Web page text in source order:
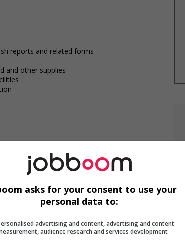
reports and related forms
and other supplies
asks for your consent to use your
personal data to:
advertising and content, advertising and content
audience research and services development